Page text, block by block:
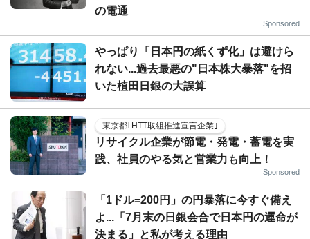
の電通
Sponsored
やっぱり「日本円の紙くず化」は避けら
れない...過去最悪の"日本株大暴落"を招
いた植田日銀の大誤算
東京都｢HTT取組推進宣言企業｣
リサイクル企業が節電・発電・蓄電を実
践、社員のやる気と営業力も向上！
Sponsored
「1ドル=200円」の円暴落に今すぐ備え
よ...「7月末の日銀会合で日本円の運命が
決まる」と私が考える理由